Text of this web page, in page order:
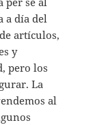
a día del
artículos,
y
pero los
La
al